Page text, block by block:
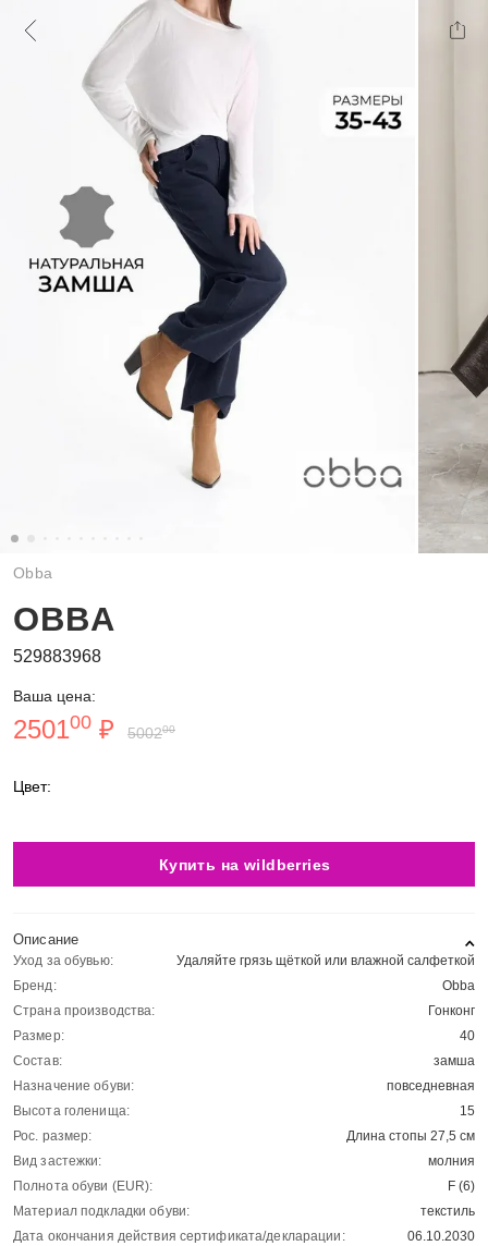
Obba
OBBA
529883968
Ваша цена:
250100 ₽ 500200
Цвет:
Купить на wildberries
Описание
Уход за обувью:
Удаляйте грязь щёткой или влажной салфеткой
Бренд:
Obba
Страна производства:
Гонконг
Размер:
40
Состав:
замша
Назначение обуви:
повседневная
Высота голенища:
15
Рос. размер:
Длина стопы 27,5 см
Вид застежки:
молния
Полнота обуви (EUR):
F (6)
Материал подкладки обуви:
текстиль
Дата окончания действия сертификата/декларации:
06.10.2030